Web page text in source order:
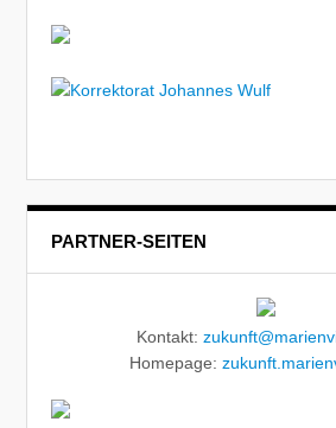
PARTNER-SEITEN
Kontakt:
Homepage: